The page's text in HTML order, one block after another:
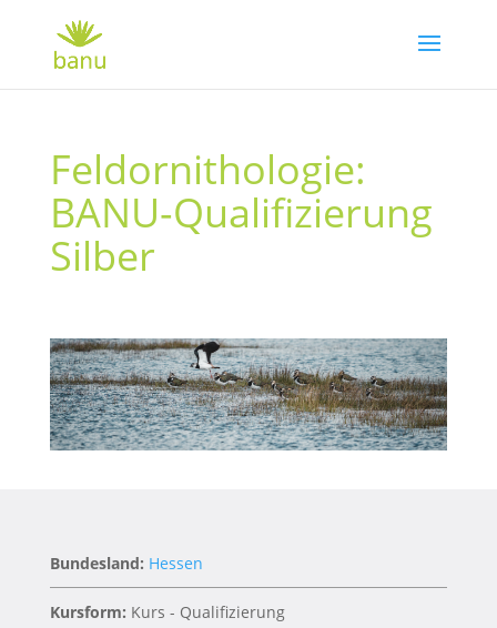
Feldornithologie:
BANU-Qualifizierung
Silber
Bundesland: Hessen
Kursform: Kurs - Qualifizierung